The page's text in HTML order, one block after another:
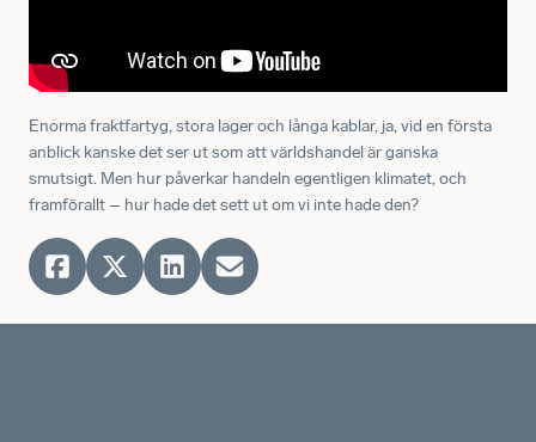
Enorma fraktfartyg, stora lager och långa kablar, ja, vid en första
anblick kanske det ser ut som att världshandel är ganska
smutsigt. Men hur påverkar handeln egentligen klimatet, och
framförallt – hur hade det sett ut om vi inte hade den?